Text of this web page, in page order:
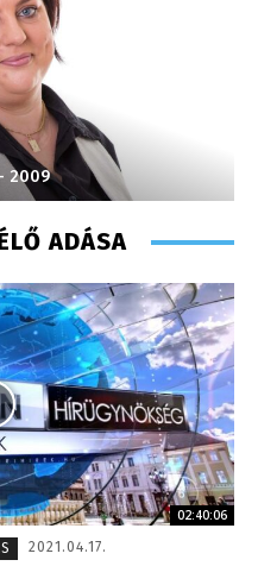
2009
ADÁSA
02:40:06
2021.04.17.